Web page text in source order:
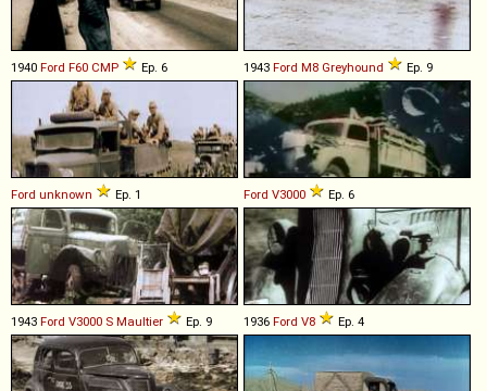
1940 Ford F60 CMP Ep. 6 1943 Ford M8 Greyhound Ep. 9
Ford unknown Ep. 1 Ford V3000 Ep. 6
1943 Ford V3000 S Maultier Ep. 9 1936 Ford V8 Ep. 4